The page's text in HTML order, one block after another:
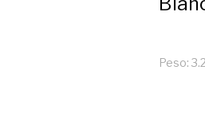
Peso: